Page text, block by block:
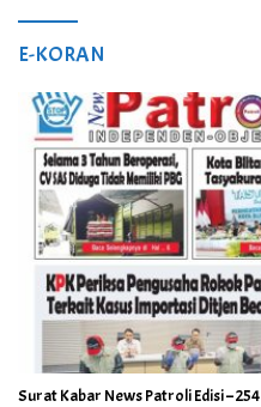
E-KORAN
Surat Kabar News Patroli Edisi – 254